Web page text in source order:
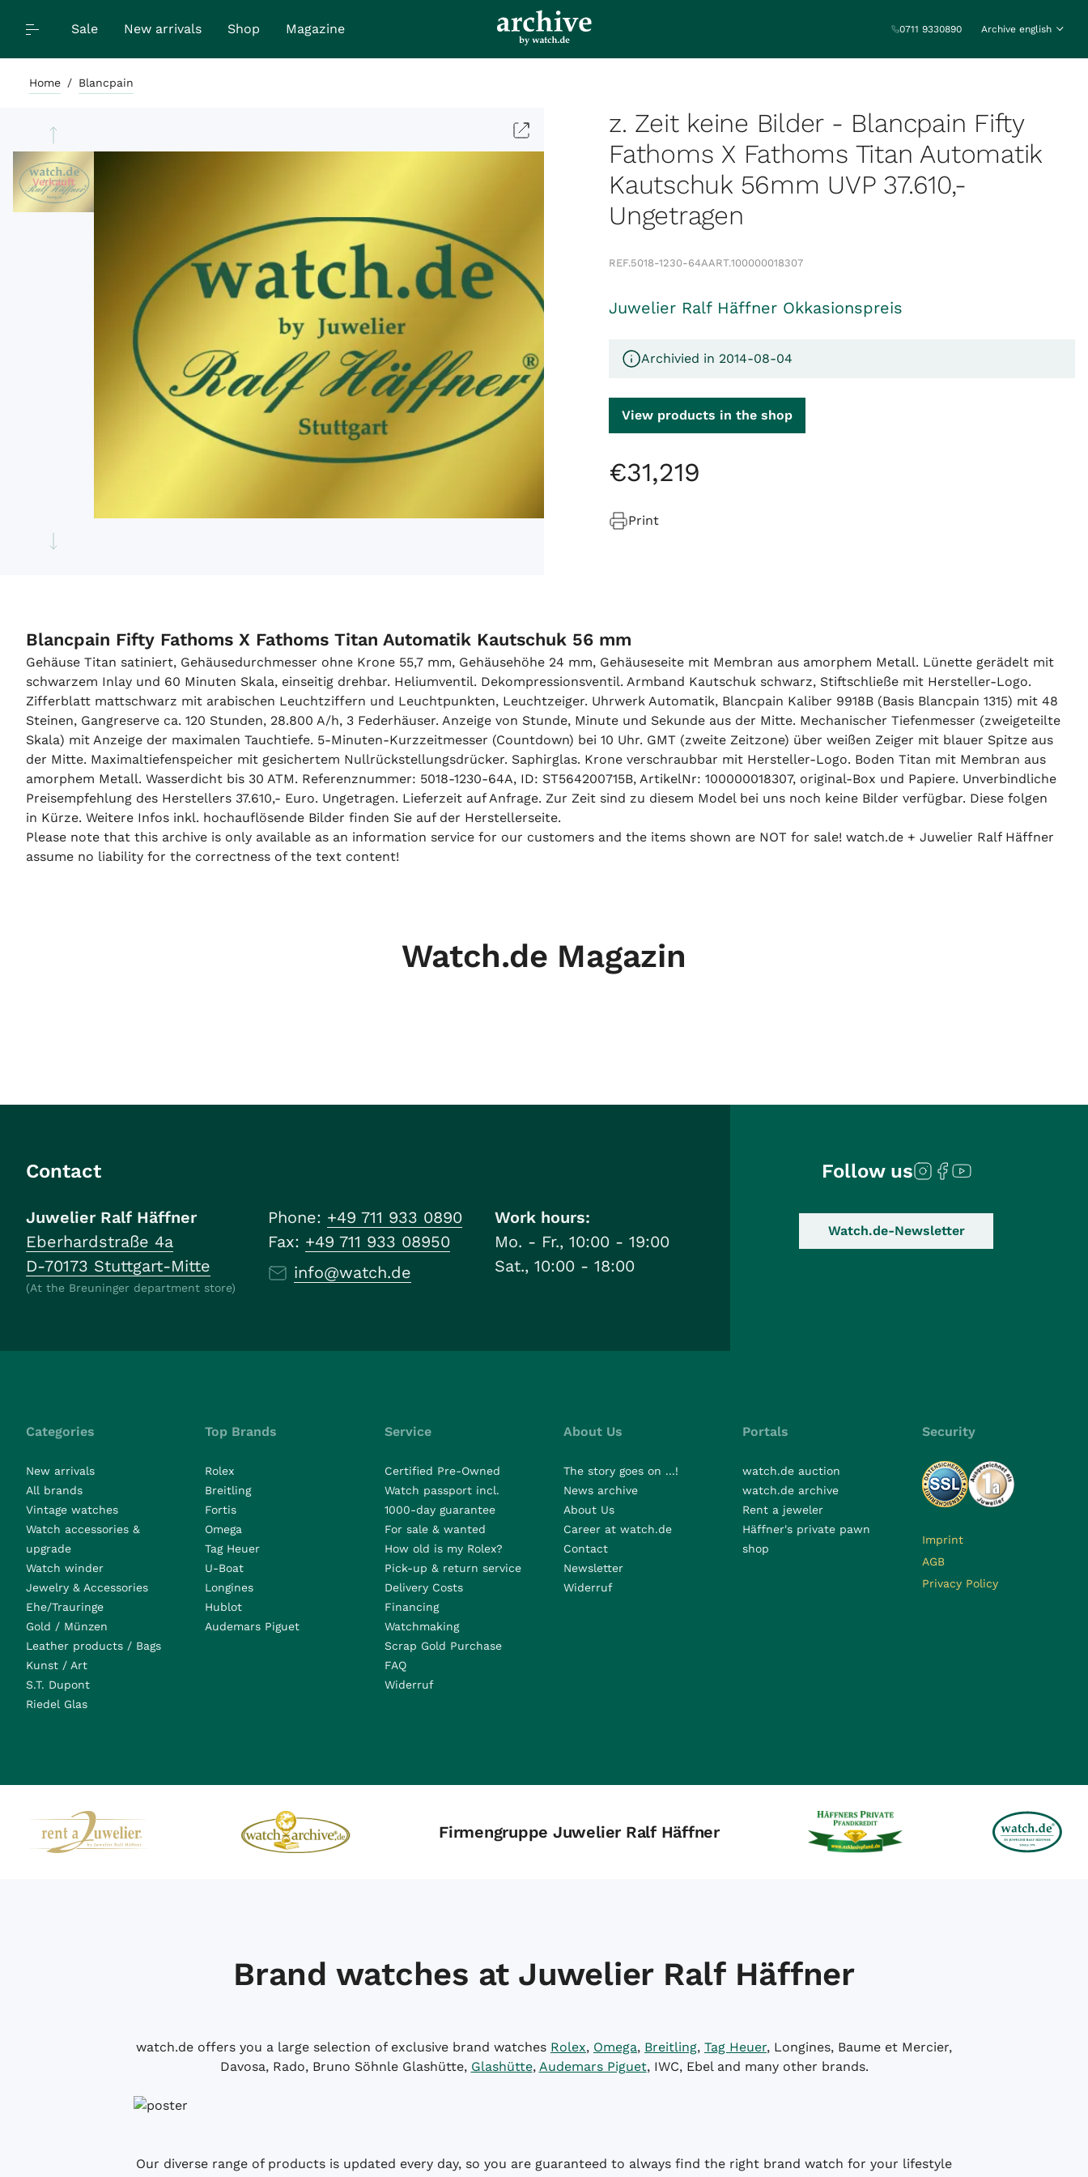
Sale New arrivals Shop Magazine 0711 9330890 Archive english
Home / Blancpain
z. Zeit keine Bilder - Blancpain Fifty
Fathoms X Fathoms Titan Automatik
Kautschuk 56mm UVP 37.610,-
Ungetragen
Verkauft
REF.5018-1230-64AART.100000018307
Juwelier Ralf Häffner Okkasionspreis
Archivied in 2014-08-04
View products in the shop
€31,219
Print
Blancpain Fifty Fathoms X Fathoms Titan Automatik Kautschuk 56 mm
Gehäuse Titan satiniert, Gehäusedurchmesser ohne Krone 55,7 mm, Gehäusehöhe 24 mm, Gehäuseseite mit Membran aus amorphem Metall. Lünette gerädelt mit
schwarzem Inlay und 60 Minuten Skala, einseitig drehbar. Heliumventil. Dekompressionsventil. Armband Kautschuk schwarz, Stiftschließe mit Hersteller-Logo.
Zifferblatt mattschwarz mit arabischen Leuchtziffern und Leuchtpunkten, Leuchtzeiger. Uhrwerk Automatik, Blancpain Kaliber 9918B (Basis Blancpain 1315) mit 48
Steinen, Gangreserve ca. 120 Stunden, 28.800 A/h, 3 Federhäuser. Anzeige von Stunde, Minute und Sekunde aus der Mitte. Mechanischer Tiefenmesser (zweigeteilte
Skala) mit Anzeige der maximalen Tauchtiefe. 5-Minuten-Kurzzeitmesser (Countdown) bei 10 Uhr. GMT (zweite Zeitzone) über weißen Zeiger mit blauer Spitze aus
der Mitte. Maximaltiefenspeicher mit gesichertem Nullrückstellungsdrücker. Saphirglas. Krone verschraubbar mit Hersteller-Logo. Boden Titan mit Membran aus
amorphem Metall. Wasserdicht bis 30 ATM. Referenznummer: 5018-1230-64A, ID: ST564200715B, ArtikelNr: 100000018307, original-Box und Papiere. Unverbindliche
Preisempfehlung des Herstellers 37.610,- Euro. Ungetragen. Lieferzeit auf Anfrage. Zur Zeit sind zu diesem Model bei uns noch keine Bilder verfügbar. Diese folgen
in Kürze. Weitere Infos inkl. hochauflösende Bilder finden Sie auf der Herstellerseite.
Please note that this archive is only available as an information service for our customers and the items shown are NOT for sale! watch.de + Juwelier Ralf Häffner
assume no liability for the correctness of the text content!
Watch.de Magazin
Contact
Juwelier Ralf Häffner
Eberhardstraße 4a
D-70173 Stuttgart-Mitte
(At the Breuninger department store)
Phone: +49 711 933 0890
Fax: +49 711 933 08950
info@watch.de
Work hours:
Mo. - Fr., 10:00 - 19:00
Sat., 10:00 - 18:00
Follow us
Watch.de-Newsletter
Categories
New arrivals
All brands
Vintage watches
Watch accessories &
upgrade
Watch winder
Jewelry & Accessories
Ehe/Trauringe
Gold / Münzen
Leather products / Bags
Kunst / Art
S.T. Dupont
Riedel Glas
Top Brands
Rolex
Breitling
Fortis
Omega
Tag Heuer
U-Boat
Longines
Hublot
Audemars Piguet
Service
Certified Pre-Owned
Watch passport incl.
1000-day guarantee
For sale & wanted
How old is my Rolex?
Pick-up & return service
Delivery Costs
Financing
Watchmaking
Scrap Gold Purchase
FAQ
Widerruf
About Us
The story goes on ...!
News archive
About Us
Career at watch.de
Contact
Newsletter
Widerruf
Portals
watch.de auction
watch.de archive
Rent a jeweler
Häffner's private pawn
shop
Security
Imprint
AGB
Privacy Policy
Firmengruppe Juwelier Ralf Häffner
Brand watches at Juwelier Ralf Häffner
watch.de offers you a large selection of exclusive brand watches Rolex, Omega, Breitling, Tag Heuer, Longines, Baume et Mercier,
Davosa, Rado, Bruno Söhnle Glashütte, Glashütte, Audemars Piguet, IWC, Ebel and many other brands.
Our diverse range of products is updated every day, so you are guaranteed to always find the right brand watch for your lifestyle